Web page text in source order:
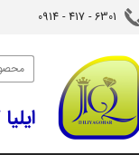
تغییر گذر واژه
سفارشات
6301 - 417 - 0914​​​​​​​